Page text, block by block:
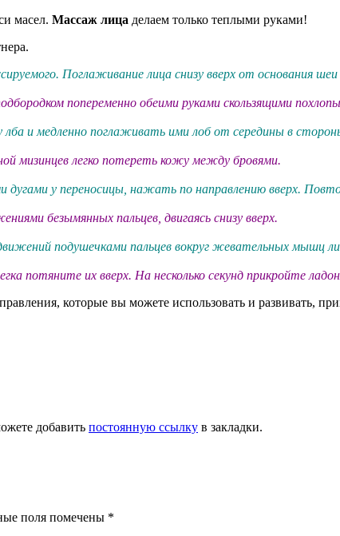
масел. Массаж лица делаем только теплыми руками!
Поглаживание лица снизу вверх от основания
попеременно обеими руками скользящими
и медленно поглаживать ими лоб от середины в
мизинцев легко потереть кожу между бровями.
дугами у переносицы, нажать по направлению вверх.
безымянных пальцев, двигаясь снизу вверх.
подушечками пальцев вокруг жевательных мышц
потяните их вверх. На несколько секунд прикройте
которые вы можете использовать и развивать,
добавить постоянную ссылку в закладки.
поля помечены *